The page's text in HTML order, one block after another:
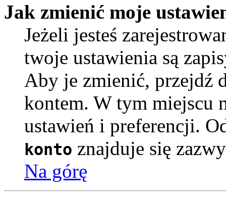
Jak zmienić moje
Jeżeli jesteś
twoje ustawienia są
Aby je zmienić, przejdź
kontem. W tym miejscu
ustawień i preferencji.
konto znajduje się
Na górę